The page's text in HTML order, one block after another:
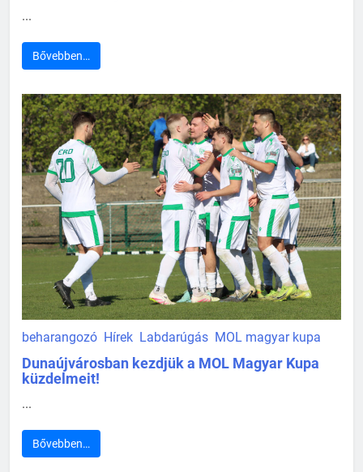
...
Bővebben…
beharangozó Hírek Labdarúgás MOL magyar kupa
Dunaújvárosban kezdjük a MOL Magyar Kupa
küzdelmeit!
...
Bővebben…